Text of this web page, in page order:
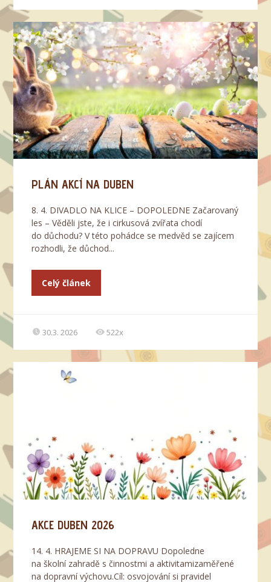
PLÁN AKCÍ NA DUBEN
8. 4. DIVADLO NA KLICE – DOPOLEDNE Začarovaný
les – Věděli jste, že i cirkusová zvířata chodí
do důchodu? V této pohádce se medvěd se zajícem
rozhodli, že důchod...
Celý článek
30.3. 2026 522x
AKCE DUBEN 2026
14. 4. HRAJEME SI NA DOPRAVU Dopoledne
na školní zahradě s činnostmi a aktivitamizaměřené
na dopravní výchovu.Cíl: osvojování si pravidel